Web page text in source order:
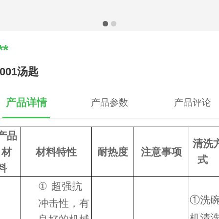
汤匙
产品详情 产品参数 产品评论
品
材
材料特性 耐热度 注意事项
清洗
式
① 超强抗
冲击性，有
①洗